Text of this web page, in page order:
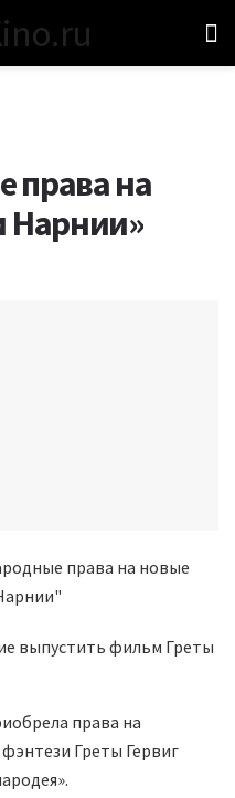
права на
Нарнии»
выпустить фильм Греты
права на
Греты Гервиг